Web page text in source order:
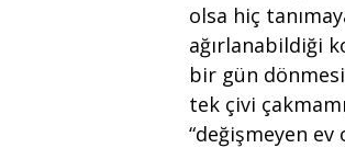
olsa hiç
ağırlanabildiği
bir gün
tek çivi
“değişmeyen ev